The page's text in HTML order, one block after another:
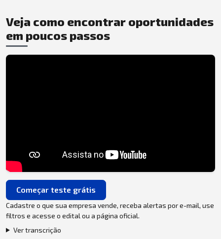
Veja como encontrar oportunidades
em poucos passos
Começar teste grátis
Cadastre o que sua empresa vende, receba alertas por e-mail, use
filtros e acesse o edital ou a página oficial.
Ver transcrição